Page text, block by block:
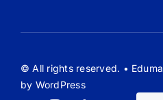
© All rights reserved. •
by WordPress